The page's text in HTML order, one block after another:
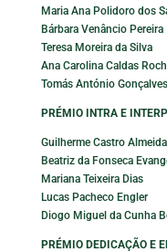
Maria Ana Polidoro dos
Bárbara Venâncio Pereira
Teresa Moreira da Silva
Ana Carolina Caldas
Tomás António
PRÉMIO INTRA E
Guilherme Castro
Beatriz da Fonseca
Mariana Teixeira Dias
Lucas Pacheco Engler
Diogo Miguel da Cunha
PRÉMIO DEDICAÇÃO E